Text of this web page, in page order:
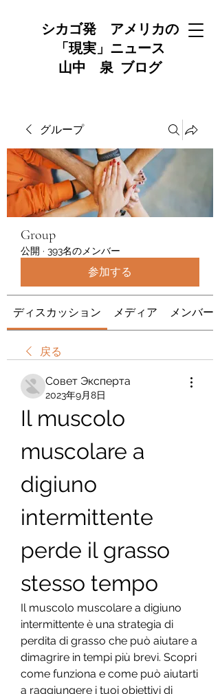
シカゴ発 アメリカの
「現実」ニュース
山中 泉 ブログ
グループ
Group
公開 · 393名のメンバー
参加する
ディスカッション メディア メンバー
戻る
Совет Эксперта
2023年9月8日
Il muscolo
muscolare a
digiuno
intermittente
perde il grasso
stesso tempo
Il muscolo muscolare a digiuno
intermittente è una strategia di
perdita di grasso che può aiutare a
dimagrire in tempi più brevi. Scopri
come funziona e come può aiutarti
a raggiungere i tuoi obiettivi di